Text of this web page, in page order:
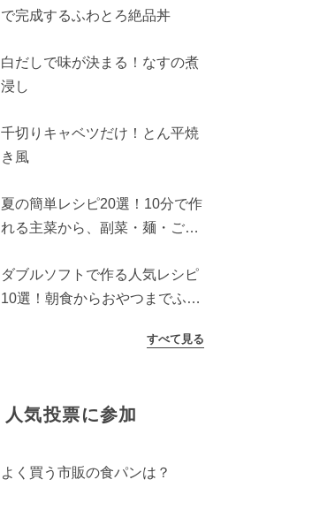
で完成するふわとろ絶品丼
白だしで味が決まる！なすの煮
浸し
千切りキャベツだけ！とん平焼
き風
夏の簡単レシピ20選！10分で作
れる主菜から、副菜・麺・ごは
ダブルソフトで作る人気レシピ
10選！朝食からおやつまでふん
すべて見る
人気投票に参加
よく買う市販の食パンは？